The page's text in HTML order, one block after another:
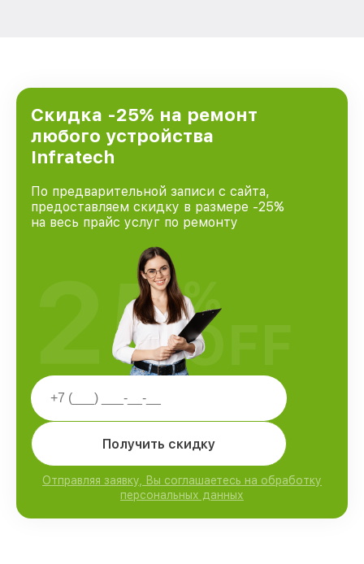
Скидка -25% на ремонт
любого устройства
Infratech
По предварительной записи с сайта,
предоставляем скидку в размере -25%
на весь прайс услуг по ремонту
Получить скидку
Отправляя заявку, Вы соглашаетесь на обработку
персональных данных
25%
OFF